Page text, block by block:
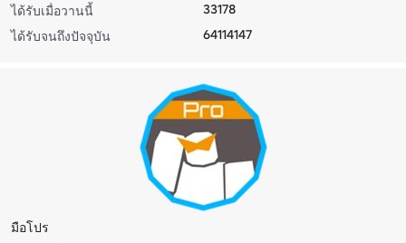
ได้รับเมื่อวานนี้
33178
ได้รับจนถึงปัจจุบัน
64114147
มือโปร